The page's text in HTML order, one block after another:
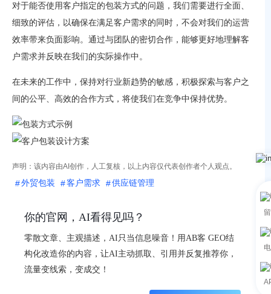
对于能否使用客户指定的包装方式的问题，我们需要进行全面、
细致的评估，以确保在满足客户需求的同时，不会对我们的运营
效率带来负面影响。通过与团队的密切合作，能够更好地理解客
户需求并反映在我们的实际操作中。
在未来的工作中，保持对行业新趋势的敏感，积极探索与客户之
间的公平、高效的合作方式，将使我们在竞争中保持优势。
声明：该内容由AI创作，人工复核，以上内容仅代表创作者个人观点。
外贸包装 客户需求 供应链管理
你的官网，AI看得见吗？
零散文章、主观描述，AI只当信息噪音！用AB客 GEO结
构化改造你的内容，让AI主动抓取、引用并反复推荐你，
流量变线索，变成交！